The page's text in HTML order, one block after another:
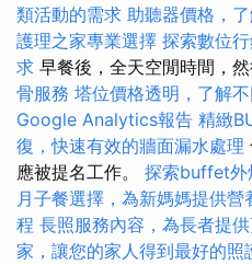
類活動的需求 助聽器價格，
護理之家專業選擇 探索數位
求 早餐後，全天空閒時間，
骨服務 塔位價格透明，了解
Google Analytics報告 精緻
復，快速有效的牆面漏水處理
應被提名工作。 探索buffet外
月子餐選擇，為新媽媽提供營
程 長照服務內容，為長者提
家，讓您的家人得到最好的照